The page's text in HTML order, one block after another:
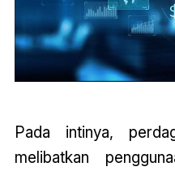
Pada intinya,
melibatkan